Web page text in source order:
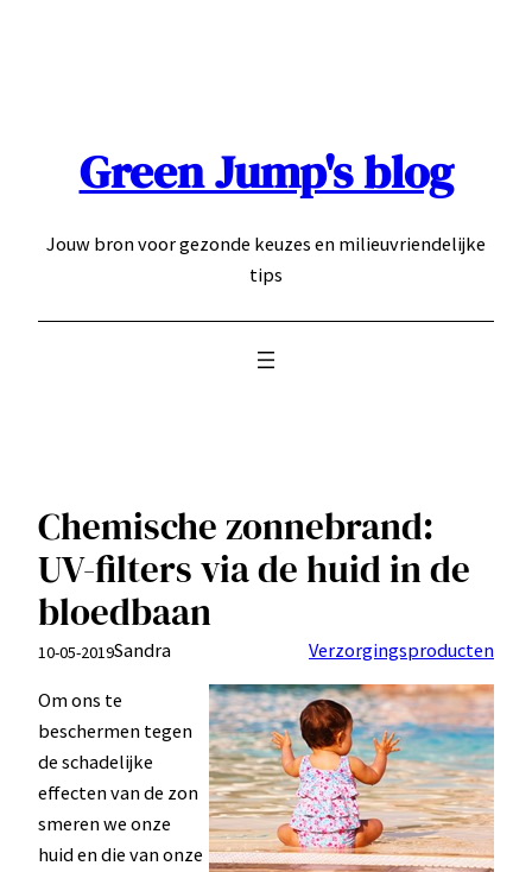
Green Jump's blog
Jouw bron voor gezonde keuzes en milieuvriendelijke
tips
Chemische zonnebrand:
UV-filters via de huid in de
bloedbaan
10-05-2019Sandra Verzorgingsproducten
Om ons te
beschermen tegen
de schadelijke
effecten van de zon
smeren we onze
huid en die van onze